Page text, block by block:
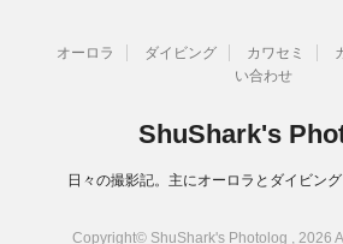
オーロラ ダイビング カワセミ
い合わせ
ShuShark's
日々の撮影記。主にオーロラとダイビング
Copyright© ShuShark's Photolog , 2026